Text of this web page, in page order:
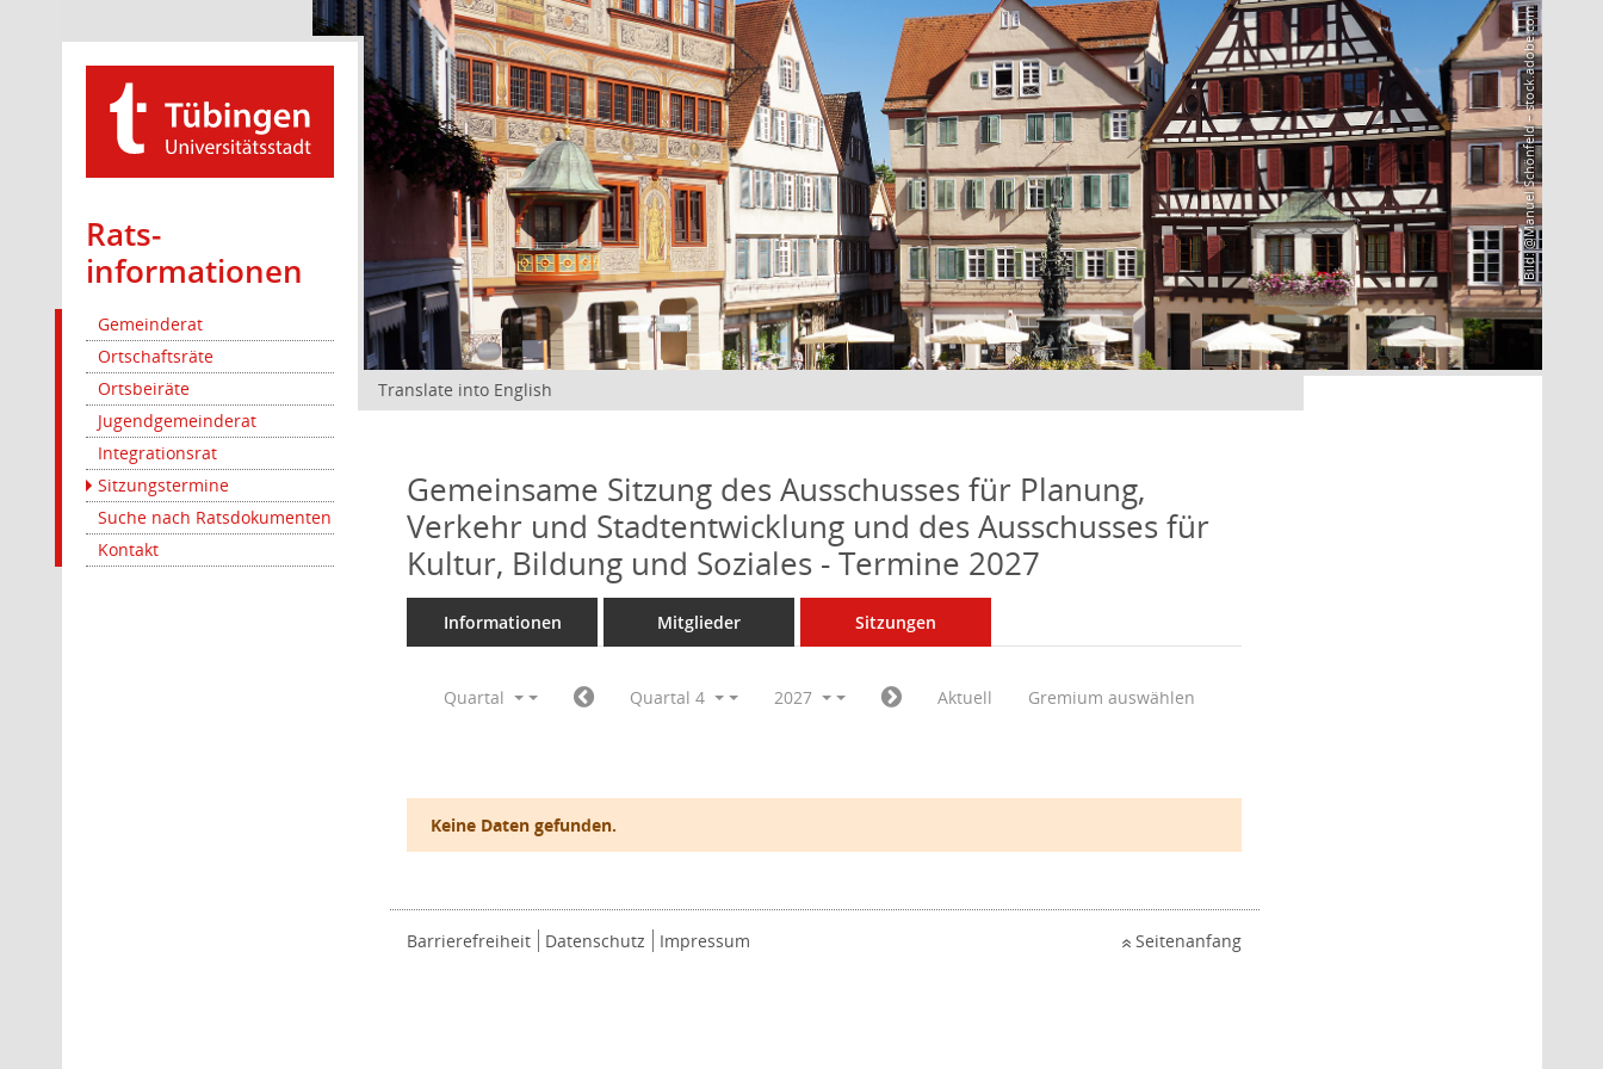
Rats­
informationen
Gemeinderat
Ortschaftsräte
Ortsbeiräte
Jugendgemeinderat
Integrationsrat
Sitzungstermine
Suche nach Ratsdokumenten
Kontakt
Bild: @Manuel Schönfeld – stock.adobe.com
Translate into English
Gemeinsame Sitzung des Ausschusses für Planung,
Verkehr und Stadtentwicklung und des Ausschusses für
Kultur, Bildung und Soziales - Termine 2027
Informationen Mitglieder Sitzungen
Quartal Quartal 4 2027 Aktuell Gremium auswählen
Keine Daten gefunden.
Barrierefreiheit Datenschutz Impressum Seitenanfang